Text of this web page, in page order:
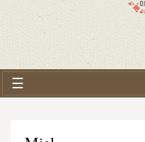
Basculer la navigation
☰